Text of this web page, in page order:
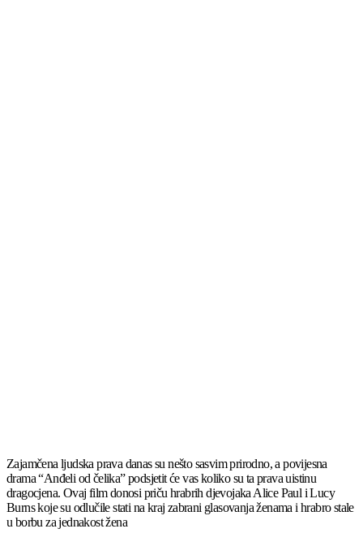
Zajamčena ljudska prava danas su nešto sasvim prirodno, a povijesna
drama “Anđeli od čelika” podsjetit će vas koliko su ta prava uistinu
dragocjena. Ovaj film donosi priču hrabrih djevojaka Alice Paul i Lucy
Burns koje su odlučile stati na kraj zabrani glasovanja ženama i hrabro stale
u borbu za jednakost žena